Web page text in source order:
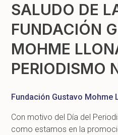
SALUDO DE
FUNDACIÓN
MOHME
PERIODISMO
Fundación Gustavo Mohme
Con motivo del Día del
como estamos en la